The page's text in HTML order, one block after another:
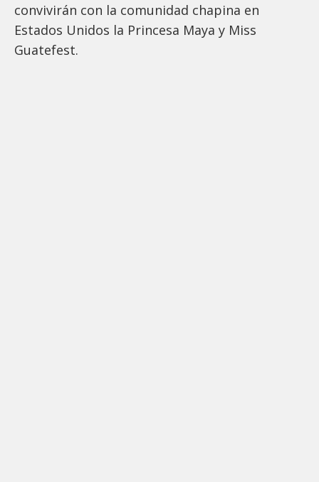
convivirán con la comunidad chapina en
Estados Unidos la Princesa Maya y Miss
Guatefest.